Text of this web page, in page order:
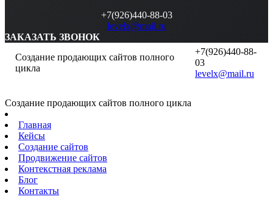
+7(926)440-88-03
levelx@mail.ru
ЗАКАЗАТЬ ЗВОНОК
Создание продающих сайтов полного
цикла
+7(926)440-88-
03
levelx@mail.ru
Создание продающих сайтов полного цикла
Главная
Кейсы
Создание сайтов
Продвижение сайтов
Контекстная реклама
Блог
Контакты